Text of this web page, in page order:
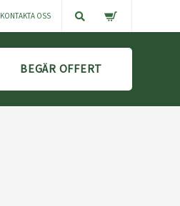
KONTAKTA OSS
BEGÄR OFFERT